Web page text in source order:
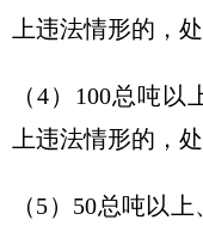
上违法情形的，
（4）100总吨
上违法情形的，
（5）50总吨以